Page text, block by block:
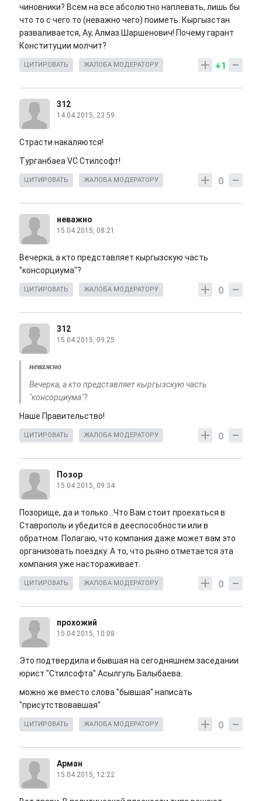
чиновники? Всем на все абсолютно наплевать, лишь бы
что то с чего то (неважно чего) поиметь. Кыргызстан
разваливается, Ау, Алмаз Шаршенович! Почему гарант
Конституции молчит?
+1
ЦИТИРОВАТЬ ЖАЛОБА МОДЕРАТОРУ
312
14.04.2015, 23:59
Страсти накаляются!
Турганбаеа VC Стилсофт!
0
ЦИТИРОВАТЬ ЖАЛОБА МОДЕРАТОРУ
неважно
15.04.2015, 08:21
Вечерка, а кто представляет кыргызскую часть
"консорциума"?
0
ЦИТИРОВАТЬ ЖАЛОБА МОДЕРАТОРУ
312
15.04.2015, 09:25
неважно
Вечерка, а кто представляет кыргызскую часть
"консорциума"?
Наше Правительство!
0
ЦИТИРОВАТЬ ЖАЛОБА МОДЕРАТОРУ
Позор
15.04.2015, 09:34
Позорище, да и только...Что Вам стоит проехаться в
Ставрополь и убедится в дееспособности или в
обратном. Полагаю, что компания даже может вам это
организовать поездку. А то, что рьяно отметается эта
компания уже настораживает.
0
ЦИТИРОВАТЬ ЖАЛОБА МОДЕРАТОРУ
прохожий
15.04.2015, 10:08
Это подтвердила и бывшая на сегодняшнем заседании
юрист "Стилсофта" Асылгуль Балыбаева.
можно же вместо слова "бывшая" написать
"присутствовавшая"
0
ЦИТИРОВАТЬ ЖАЛОБА МОДЕРАТОРУ
Арман
15.04.2015, 12:22